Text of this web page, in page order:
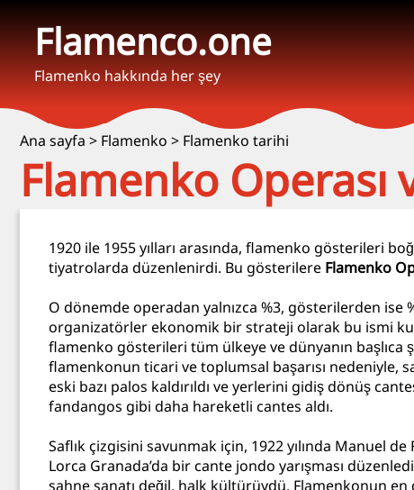
Flamenco.one
Flamenko hakkında her şey
Ana sayfa > Flamenko > Flamenko tarihi
Flamenko Operası
1920 ile 1955 yılları arasında, flamenko gösterileri
tiyatrolarda düzenlenirdi. Bu gösterilere Flamenko
O dönemde operadan yalnızca %3, gösterilerden ise
organizatörler ekonomik bir strateji olarak bu ismi
flamenko gösterileri tüm ülkeye ve dünyanın başlıca
flamenkonun ticari ve toplumsal başarısı nedeniyle,
eski bazı palos kaldırıldı ve yerlerini gidiş dönüş
fandangos gibi daha hareketli cantes aldı.
Saflık çizgisini savunmak için, 1922 yılında Manuel de
Lorca Granada’da bir cante jondo yarışması
sahne sanatı değil, halk kültürüydü. Flamenkonun